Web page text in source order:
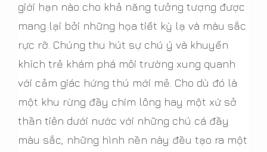
giới hạn nào cho khả năng tưởng tượng được
mang lại bởi những họa tiết kỳ lạ và màu sắc
rực rỡ. Chúng thu hút sự chú ý và khuyến
khích trẻ khám phá môi trường xung quanh
với cảm giác hứng thú mới mẻ. Cho dù đó là
một khu rừng đầy chim lông hay một xứ sở
thần tiên dưới nước với những chú cá đầy
màu sắc, những hình nền này đều tạo ra một